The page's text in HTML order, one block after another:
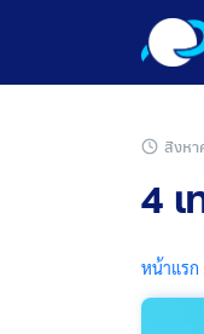
สิงห
4
หน้าแรก